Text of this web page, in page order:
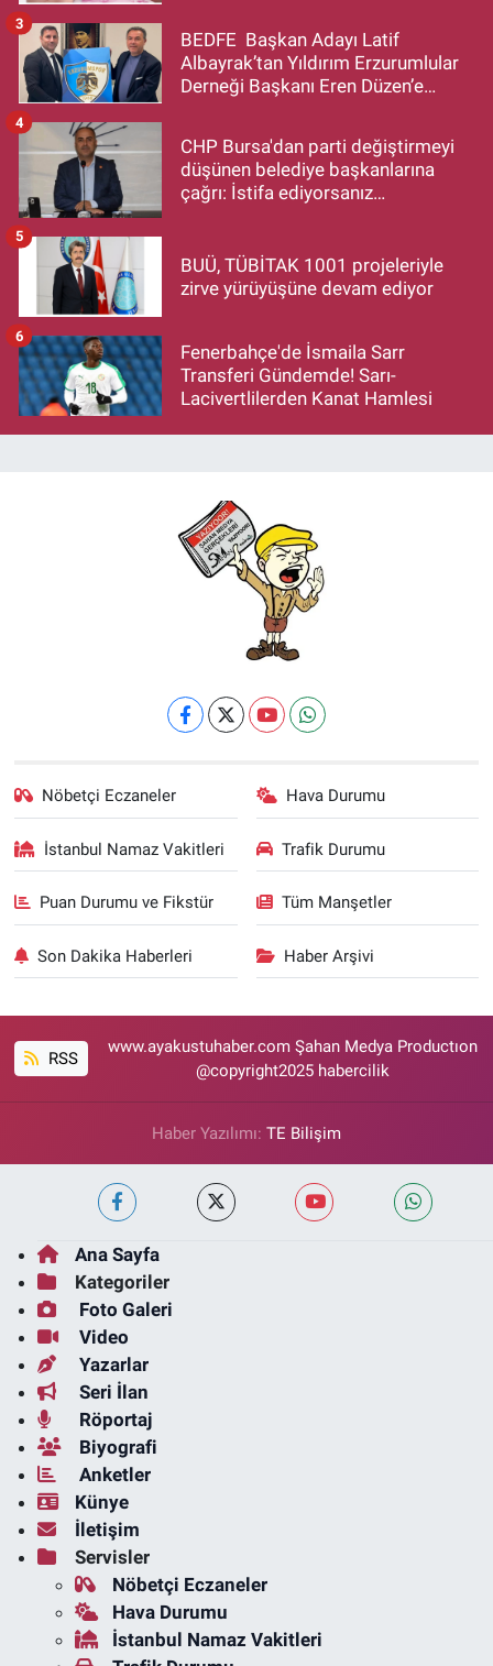
BEDFE Başkan Adayı Latif
Albayrak’tan Yıldırım Erzurumlular
Derneği Başkanı Eren Düzen’e
3
CHP Bursa'dan parti değiştirmeyi
düşünen belediye başkanlarına
çağrı: İstifa ediyorsanız
4
BUÜ, TÜBİTAK 1001 projeleriyle
zirve yürüyüşüne devam ediyor
5
Fenerbahçe'de İsmaila Sarr
Transferi Gündemde! Sarı-
Lacivertlilerden Kanat Hamlesi
6
Nöbetçi Eczaneler Hava Durumu
İstanbul Namaz Vakitleri Trafik Durumu
Puan Durumu ve Fikstür Tüm Manşetler
Son Dakika Haberleri Haber Arşivi
RSS
www.ayakustuhaber.com Şahan Medya Productıon
@copyright2025 habercilik
Haber Yazılımı: TE Bilişim
Ana Sayfa
Kategoriler
Foto Galeri
Video
Yazarlar
Seri İlan
Röportaj
Biyografi
Anketler
Künye
İletişim
Servisler
Nöbetçi Eczaneler
Hava Durumu
İstanbul Namaz Vakitleri